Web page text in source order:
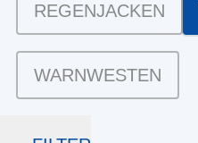
REGENJACKEN
WARNWESTEN